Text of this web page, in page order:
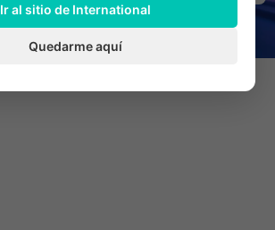
Ir al sitio de International
Quedarme aquí